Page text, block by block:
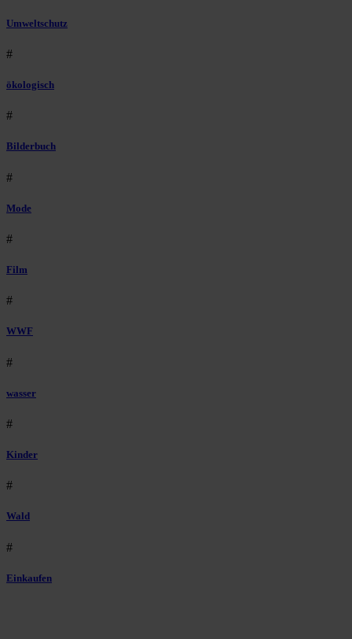
Umweltschutz
#
ökologisch
#
Bilderbuch
#
Mode
#
Film
#
WWF
#
wasser
#
Kinder
#
Wald
#
Einkaufen